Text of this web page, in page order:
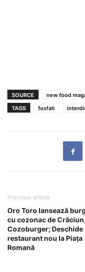
SOURCE
new food
TAGS
fosfati
Previous article
Oro Toro lansează
cu cozonac de Crăciun,
Cozoburger; Deschide
restaurant nou la Piaţa
Romană